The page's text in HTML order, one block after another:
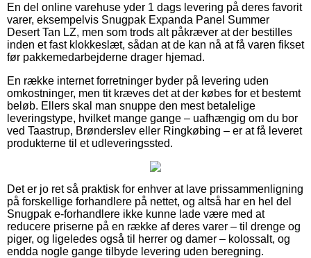
En del online varehuse yder 1 dags levering på deres favorit
varer, eksempelvis Snugpak Expanda Panel Summer
Desert Tan LZ, men som trods alt påkræver at der bestilles
inden et fast klokkeslæt, sådan at de kan nå at få varen fikset
før pakkemedarbejderne drager hjemad.
En række internet forretninger byder på levering uden
omkostninger, men tit kræves det at der købes for et bestemt
beløb. Ellers skal man snuppe den mest betalelige
leveringstype, hvilket mange gange – uafhængig om du bor
ved Taastrup, Brønderslev eller Ringkøbing – er at få leveret
produkterne til et udleveringssted.
Det er jo ret så praktisk for enhver at lave prissammenligning
på forskellige forhandlere på nettet, og altså har en hel del
Snugpak e-forhandlere ikke kunne lade være med at
reducere priserne på en række af deres varer – til drenge og
piger, og ligeledes også til herrer og damer – kolossalt, og
endda nogle gange tilbyde levering uden beregning.